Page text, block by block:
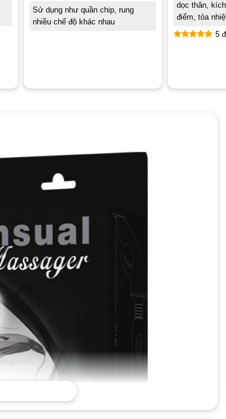
Sử dụng như quần chip, rung
nhiều chế độ khác nhau
dọc thân,
điểm, tỏa
5